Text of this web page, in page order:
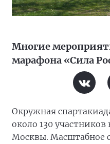
Многие
марафона «Сила
Окружная
около 130
Москвы. Масштабное